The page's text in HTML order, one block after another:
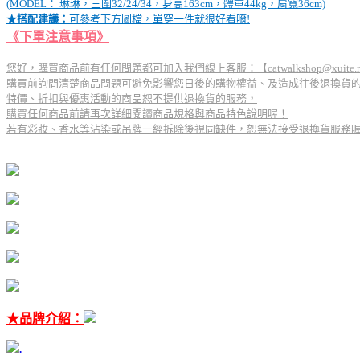
(MODEL： 琳琳，三圍32/24/34，身高163cm，體重44kg，肩寬36cm)
★搭配建議： 可參考下方圖檔，單穿一件就很好看唷!
《下單注意事項》
您好，購買商品前有任何問題都可加入我們線上客服：【
購買前詢問清楚商品問題可避免影響您日後的購物權益、及造成往後退換貨
特價、折扣與優惠活動的商品恕不提供退換貨的服務，
購買任何商品前請再次詳細閱讀商品規格與商品特色說明喔！
若有彩妝、香水等沾染或吊牌一經拆除後視同缺件，恕無法接受退換貨服務喔
★品牌介紹：
.